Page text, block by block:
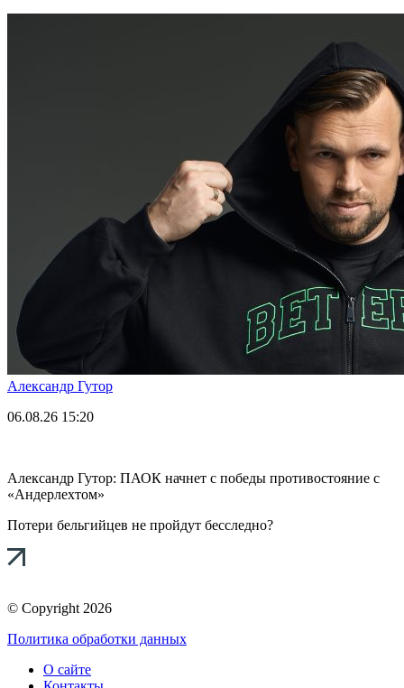
Александр Гутор
06.08.26 15:20
Александр Гутор: ПАОК начнет с победы противостояние с
«Андерлехтом»
Потери бельгийцев не пройдут бесследно?
© Copyright 2026
Политика обработки данных
О сайте